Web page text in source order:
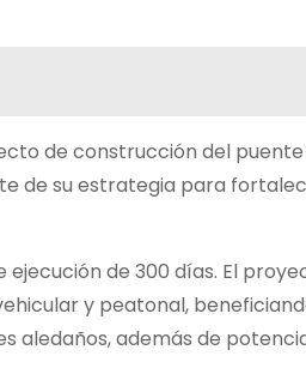
de construcción del
de su estrategia para
ejecución de 300 días. El
y peatonal,
aledaños, además de